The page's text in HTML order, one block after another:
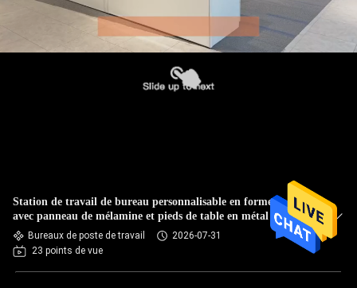
Station de travail de bureau personnalisable en forme de Y
avec panneau de mélamine et pieds de table en métal
Bureaux de poste de travail
2026-07-31
23 points de vue